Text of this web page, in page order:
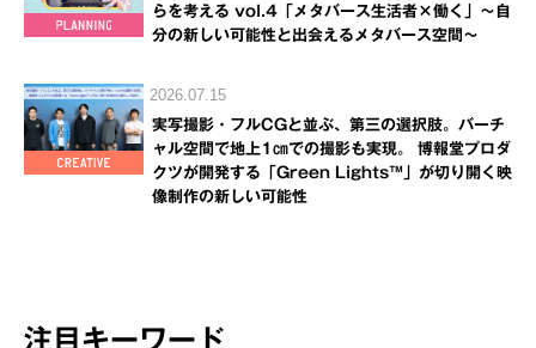
らを考える vol.4「メタバース生活者×働く」～自
分の新しい可能性と出会えるメタバース空間～
2026.07.15
実写撮影・フルCGと並ぶ、第三の選択肢。バーチ
ャル空間で地上1㎝での撮影も実現。 博報堂プロダ
クツが開発する「Green Lights™」が切り開く映
像制作の新しい可能性
注目キーワード